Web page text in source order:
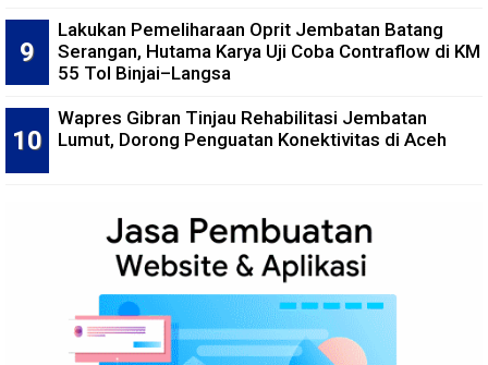
Lakukan Pemeliharaan Oprit Jembatan Batang
Serangan, Hutama Karya Uji Coba Contraflow di KM
55 Tol Binjai–Langsa
Wapres Gibran Tinjau Rehabilitasi Jembatan
Lumut, Dorong Penguatan Konektivitas di Aceh